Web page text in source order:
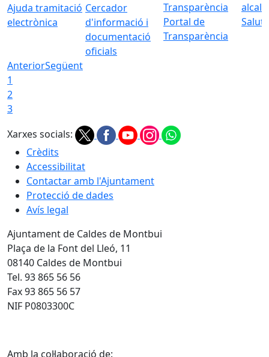
Ajuda tramitació
electrònica
Cercador
d'informació i
documentació
oficials
Portal de
Transparència
AnteriorSegüent
1
2
3
Xarxes socials:
Crèdits
Accessibilitat
Contactar amb l'Ajuntament
Protecció de dades
Avís legal
Ajuntament de Caldes de Montbui
Plaça de la Font del Lleó, 11
08140 Caldes de Montbui
Tel. 93 865 56 56
Fax 93 865 56 57
NIF P0803300C
Amb la col·laboració de: